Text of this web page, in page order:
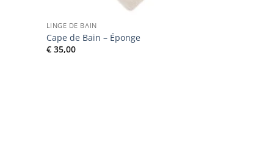
LINGE DE BAIN
Cape de Bain – Éponge
€35,00